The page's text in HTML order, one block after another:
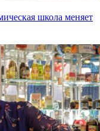
школа меняет